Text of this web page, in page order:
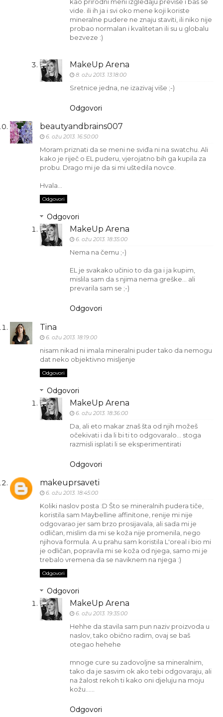
kao prirodni meni izgledaju previše i baš se
vide. ili ih ja i svi oko mene koji koriste
mineralne pudere ne znaju staviti, ili niko nije
probao normalan i kvalitetan ili su u globalu
bezveze :)
MakeUp Arena
8. ožu 2013. 13:18:00
Sretnice jedna, ne izazivaj više ;-)
Odgovori
beautyandbrains007
6. ožu 2013. 16:50:00
Moram priznati da se meni ne sviđa ni na swatchu. Ali
kako je riječ o EL puderu, vjerojatno bih ga kupila za
probu. Drago mi je da si mi uštedila novce.
Hvala...
Odgovori
Odgovori
MakeUp Arena
6. ožu 2013. 18:35:00
Nema na čemu ;-)
EL je svakako učinio to da ga i ja kupim,
mislila sam da s njima nema greške... ali
prevarila sam se ;-)
Odgovori
Tina
6. ožu 2013. 18:19:00
nisam nikad ni imala mineralni puder tako da nemogu
dat neko objektivno misljenje
Odgovori
Odgovori
MakeUp Arena
6. ožu 2013. 18:36:00
Da, ali eto makar znaš šta od njih možeš
očekivati i da li bi ti to odgovaralo... stoga
razmisli isplati li se eksperimentirati
Odgovori
makeuprsaveti
6. ožu 2013. 18:45:00
Koliki naslov posta :D Što se mineralnih pudera tiče,
koristila sam Maybelline affinitone, renije mi nije
odgovarao jer sam brzo prosijavala, ali sada mi je
odličan, mislim da mi se koža nije promenila, nego
njihova formula. A u prahu sam koristila L'oreal i bio mi
je odličan, popravila mi se koža od njega, samo mi je
trebalo vremena da se naviknem na njega :)
Odgovori
Odgovori
MakeUp Arena
6. ožu 2013. 19:35:00
Hehhe da stavila sam pun naziv proizvoda u
naslov, tako obično radim, ovaj se baš
otegao hehehe
mnoge cure su zadovoljne sa mineralnim,
tako da je sasvim ok ako tebi odgovaraju, ali
na žalost rekoh ti kako oni djeluju na moju
kožu......
Odgovori